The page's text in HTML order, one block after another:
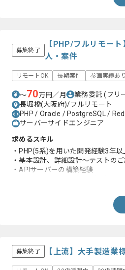
募集終了
【PHP/フルリモート
人・案件
リモートOK 長期案件 参画実績あり
〜70万円／月 業務委託(フリ
長堀橋(大阪府)/フルリモート
PHP / Oracle / PostgreSQL /
サーバーサイドエンジニア
求めるスキル
・PHP(5系)を用いた開発経験3年以
・基本設計、詳細設計～テストの
・APIサーバーの構築経験
募集終了 【上流】大手製造